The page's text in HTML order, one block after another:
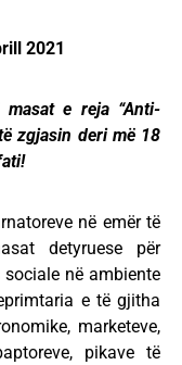
2021
e reja “Anti-
zgjasin deri më 18
në emër të
detyruese për
në ambiente
e të gjitha
marketeve,
pikave të